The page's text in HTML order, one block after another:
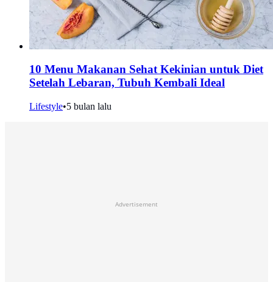
10 Menu Makanan Sehat Kekinian untuk Diet
Setelah Lebaran, Tubuh Kembali Ideal
Lifestyle•5 bulan lalu
Advertisement